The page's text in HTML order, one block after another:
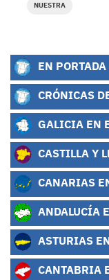
NUESTRA
EN PORTADA
CRÓNICAS
GALICIA EN
CASTILLA Y
CANARIAS
ANDALUCÍA
ASTURIAS
CANTABRIA